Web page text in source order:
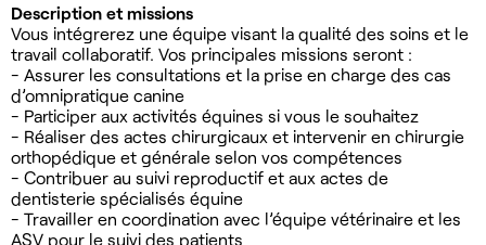
Description et missions
Vous intégrerez une équipe visant la qualité des soins et le
travail collaboratif. Vos principales missions seront :
- Assurer les consultations et la prise en charge des cas
d’omnipratique canine
- Participer aux activités équines si vous le souhaitez
- Réaliser des actes chirurgicaux et intervenir en chirurgie
orthopédique et générale selon vos compétences
- Contribuer au suivi reproductif et aux actes de
dentisterie spécialisés équine
- Travailler en coordination avec l’équipe vétérinaire et les
ASV pour le suivi des patients